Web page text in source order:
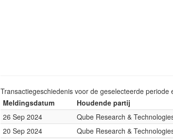
Transactiegeschiedenis voor de geselecteerde periode
Meldingsdatum
Houdende partij
26 Sep 2024
Qube Research &
20 Sep 2024
Qube Research &